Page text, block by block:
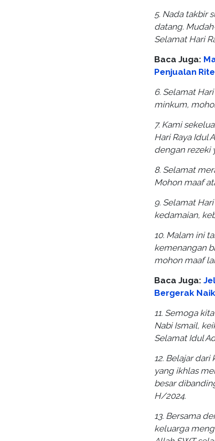
5. Nada takbir
datang.
Selamat Hari
Baca Juga:
Penjualan
6. Selamat
minkum,
7. Kami
Hari Raya Idul
dengan rezeki
8. Selamat
Mohon maaf
9. Selamat
kedamaian,
10. Malam ini
kemenangan
mohon maaf
Baca Juga:
Bergerak Naik
11. Semoga
Nabi Ismail,
Selamat Idul
12. Belajar
yang ikhlas
besar
H/2024.
13. Bersama
keluarga